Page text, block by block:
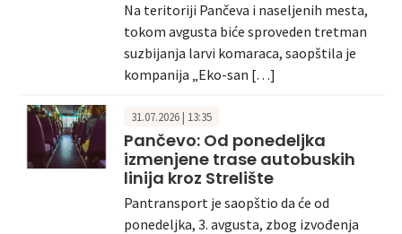
Na teritoriji Pančeva i naseljenih mesta,
tokom avgusta biće sproveden tretman
suzbijanja larvi komaraca, saopštila je
kompanija „Eko-san […]
31.07.2026 | 13:35
Pančevo: Od ponedeljka
izmenjene trase autobuskih
linija kroz Strelište
Pantransport je saopštio da će od
ponedeljka, 3. avgusta, zbog izvođenja